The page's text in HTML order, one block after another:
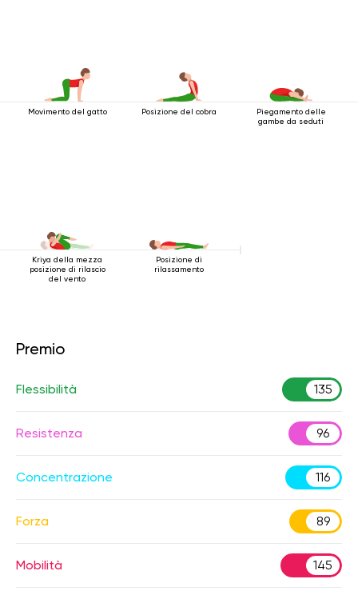
Movimento del gatto Posizione del cobra
Piegamento delle
gambe da seduti
Kriya della mezza
posizione di rilascio
del vento
Posizione di
rilassamento
Premio
Flessibilità 135
Resistenza 96
Concentrazione 116
Forza 89
Mobilità 145